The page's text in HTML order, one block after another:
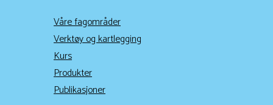
Våre fagområder
Verktøy og kartlegging
Kurs
Produkter
Publikasjoner